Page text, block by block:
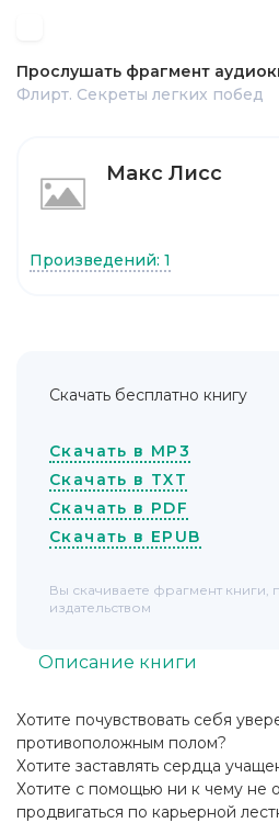
Хотите почувствовать себя
противоположным полом?
Хотите заставлять сердца
Хотите с помощью ни к чему не
продвигаться по карьерной
Описание книги
Прослушать фрагмент
Флирт. Секреты легких побед
Макс Лисс
Произведений: 1
Скачать бесплатно книгу
Скачать в MP3
Скачать в TXT
Скачать в PDF
Скачать в EPUB
Вы скачиваете фрагмент книги,
издательством